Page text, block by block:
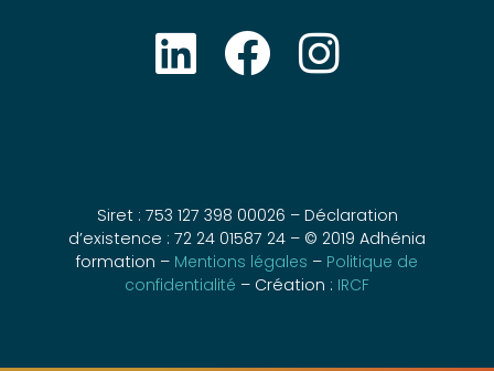
Siret : 753 127 398 00026 – Déclaration
d’existence : 72 24 01587 24 – © 2019 Adhénia
formation – Mentions légales – Politique de
confidentialité – Création : IRCF